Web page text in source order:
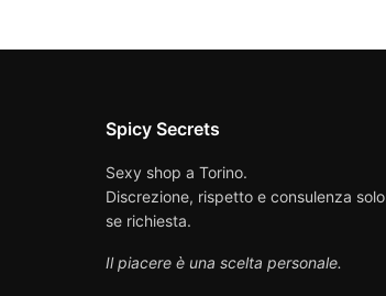
Spicy Secrets
Sexy shop a Torino.
Discrezione, rispetto e consulenza solo
se richiesta.
Il piacere è una scelta personale.